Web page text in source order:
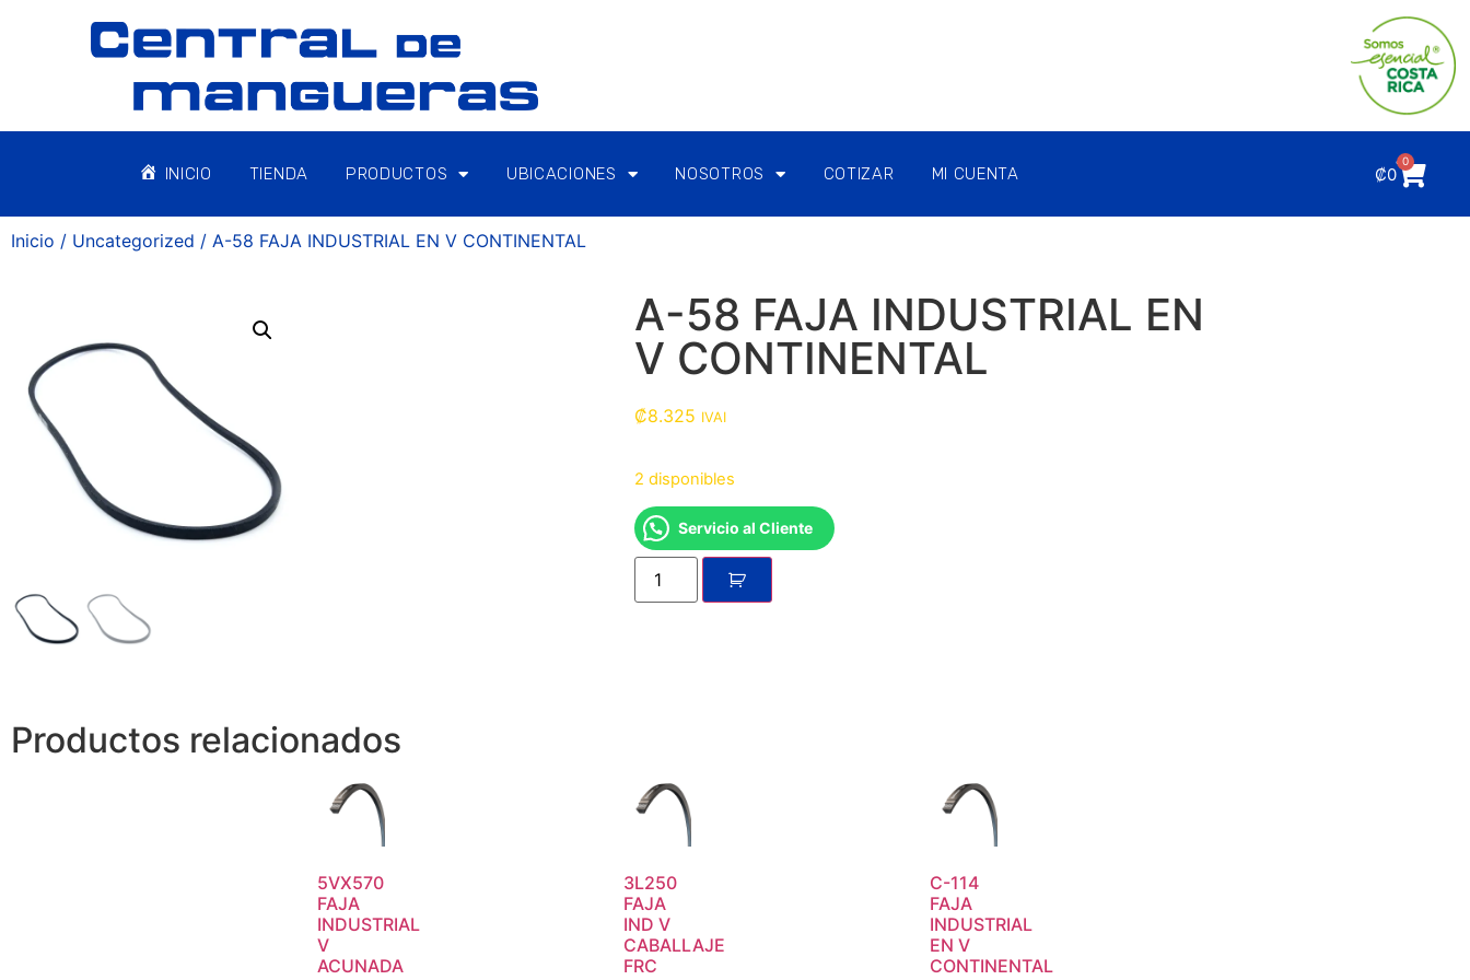
INICIO TIENDA PRODUCTOS UBICACIONES NOSOTROS COTIZAR MI CUENTA ₡0
0
Inicio / Uncategorized / A-58 FAJA INDUSTRIAL EN V CONTINENTAL
A-58 FAJA INDUSTRIAL EN
V CONTINENTAL
₡8.325 IVAI
2 disponibles
Servicio al Cliente
Productos relacionados
5VX570
FAJA
INDUSTRIAL
V
ACUNADA
3L250
FAJA
IND V
CABALLAJE
FRC
C-114
FAJA
INDUSTRIAL
EN V
CONTINENTAL